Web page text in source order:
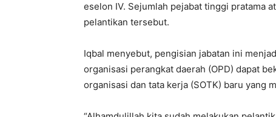
eselon IV. Sejumlah pejabat tinggi pratama
pelantikan tersebut.
Iqbal menyebut, pengisian jabatan ini
organisasi perangkat daerah (OPD) dapat
organisasi dan tata kerja (SOTK) baru yang